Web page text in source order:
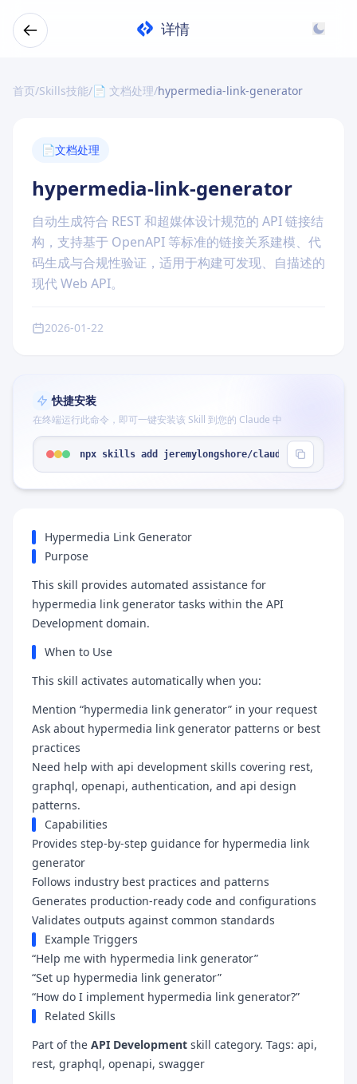
详情
首页/Skills技能/📄 文档处理/hypermedia-link-generator
📄文档处理
hypermedia-link-generator
自动生成符合 REST 和超媒体设计规范的 API 链接结
构，支持基于 OpenAPI 等标准的链接关系建模、代
码生成与合规性验证，适用于构建可发现、自描述的
现代 Web API。
2026-01-22
快捷安装
在终端运行此命令，即可一键安装该 Skill 到您的 Claude 中
npx skills add jeremylongshore/claude-code-
Hypermedia Link Generator
Purpose
This skill provides automated assistance for
hypermedia link generator tasks within the API
Development domain.
When to Use
This skill activates automatically when you:
Mention “hypermedia link generator” in your request
Ask about hypermedia link generator patterns or best
practices
Need help with api development skills covering rest,
graphql, openapi, authentication, and api design
patterns.
Capabilities
Provides step-by-step guidance for hypermedia link
generator
Follows industry best practices and patterns
Generates production-ready code and configurations
Validates outputs against common standards
Example Triggers
“Help me with hypermedia link generator”
“Set up hypermedia link generator”
“How do I implement hypermedia link generator?”
Related Skills
Part of the API Development skill category. Tags: api,
rest, graphql, openapi, swagger